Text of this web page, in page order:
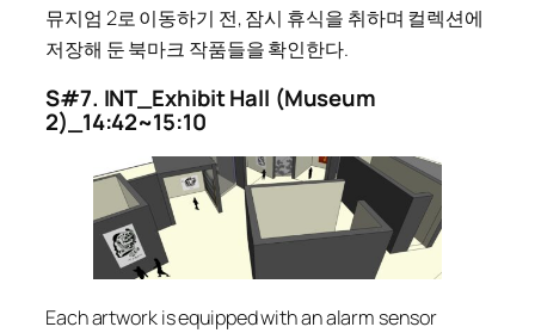
뮤지엄 2로 이동하기 전, 잠시 휴식을 취하며 컬렉션에
저장해 둔 북마크 작품들을 확인한다.
S#7. INT_Exhibit Hall (Museum
2)_14:42~15:10
Each artwork is equipped with an alarm sensor